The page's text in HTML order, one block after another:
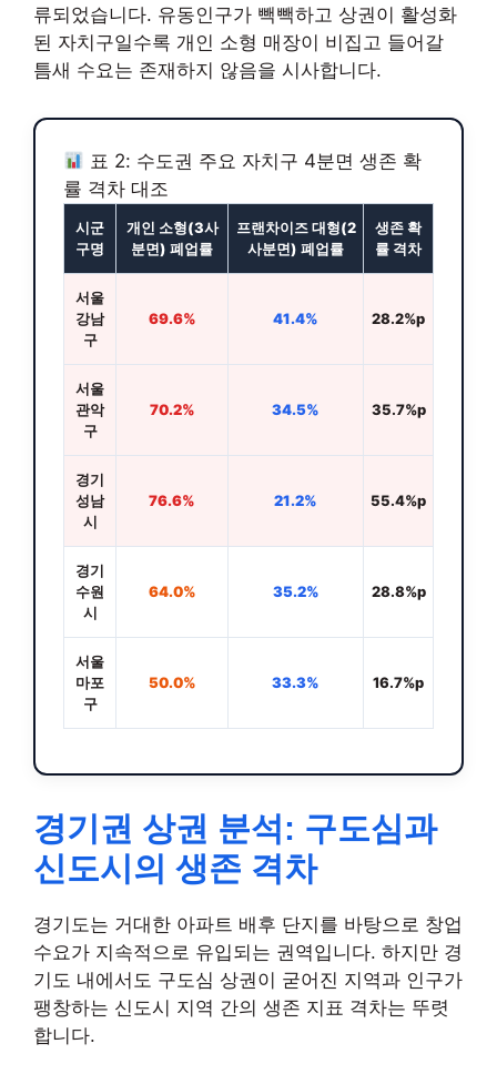
류되었습니다. 유동인구가 빽빽하고 상권이 활성화
된 자치구일수록 개인 소형 매장이 비집고 들어갈
틈새 수요는 존재하지 않음을 시사합니다.
표 2: 수도권 주요 자치구 4분면 생존 확
률 격차 대조
시군
구명
개인 소형(3사
분면) 폐업률
프랜차이즈 대형(2
사분면) 폐업률
생존 확
률 격차
서울
강남
구
69.6% 41.4% 28.2%p
서울
관악
구
70.2% 34.5% 35.7%p
경기
성남
시
76.6% 21.2% 55.4%p
경기
수원
시
64.0% 35.2% 28.8%p
서울
마포
구
50.0% 33.3% 16.7%p
경기권 상권 분석: 구도심과
신도시의 생존 격차
경기도는 거대한 아파트 배후 단지를 바탕으로 창업
수요가 지속적으로 유입되는 권역입니다. 하지만 경
기도 내에서도 구도심 상권이 굳어진 지역과 인구가
팽창하는 신도시 지역 간의 생존 지표 격차는 뚜렷
합니다.